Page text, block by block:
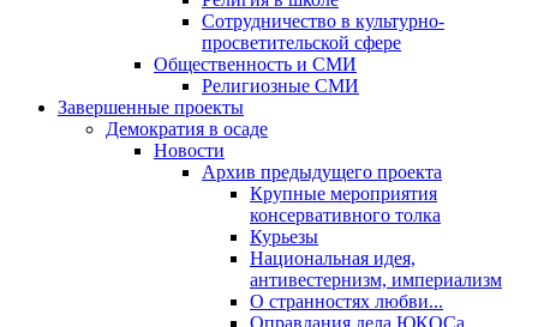
Сотрудничество в культурно-
просветительской сфере
Общественность и СМИ
Религиозные СМИ
Завершенные проекты
Демократия в осаде
Новости
Архив предыдущего проекта
Крупные мероприятия
консервативного толка
Курьезы
Национальная идея,
антивестернизм, империализм
О странностях любви...